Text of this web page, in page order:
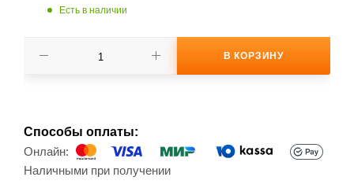
Есть в наличии
В КОРЗИНУ
Способы оплаты:
Онлайн:
Наличными при получении